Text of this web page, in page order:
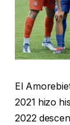
El
2021 hizo
2022